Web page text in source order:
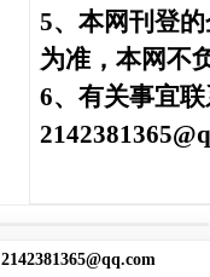
5、本网刊登
为准，本网不
6、有关事宜
2142381365@qq.com